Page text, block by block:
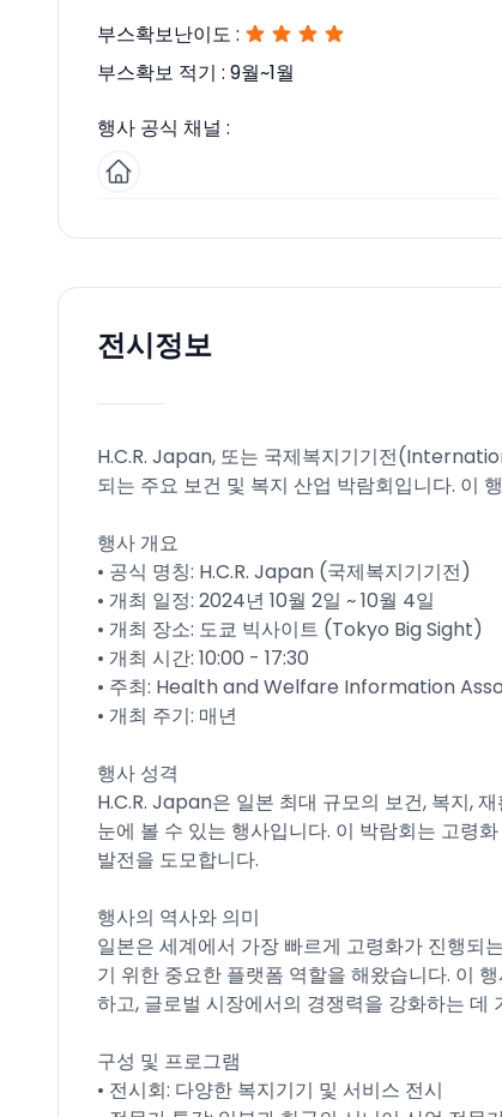
부스확보난이도 :
부스확보 적기 : 9월~1월
행사 공식 채널 :
전시정보
H.C.R. Japan, 또는 국제복지기기전
되는 주요 보건 및 복지 산업 박람회입니다. 이
행사 개요
• 공식 명칭: H.C.R. Japan (국제복지기기전)
• 개최 일정: 2024년 10월 2일 ~ 10월 4일
• 개최 장소: 도쿄 빅사이트 (Tokyo Big Sight)
• 개최 시간: 10:00 - 17:30
• 주최: Health and Welfare Information
• 개최 주기: 매년
행사 성격
H.C.R. Japan은 일본 최대 규모의 보건, 복지,
눈에 볼 수 있는 행사입니다. 이 박람회는 고령
발전을 도모합니다.
행사의 역사와 의미
일본은 세계에서 가장 빠르게 고령화가 진행되
기 위한 중요한 플랫폼 역할을 해왔습니다. 이
하고, 글로벌 시장에서의 경쟁력을 강화하는 데
구성 및 프로그램
• 전시회: 다양한 복지기기 및 서비스 전시